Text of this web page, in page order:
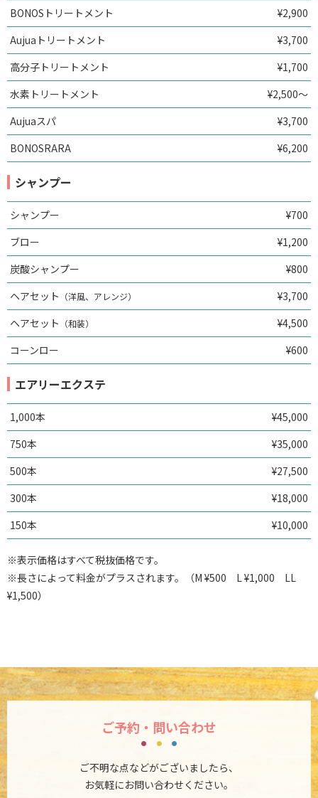
BONOSトリートメント
¥2,900
Aujuaトリートメント
¥3,700
高分子トリートメント
¥1,700
水素トリートメント
¥2,500～
Aujuaスパ
¥3,700
BONOSRARA
¥6,200
シャンプー
シャンプー
¥700
ブロー
¥1,200
炭酸シャンプー
¥800
ヘアセット （洋風、アレンジ）
¥3,700
ヘアセット （和装）
¥4,500
コーンロー
¥600
エアリーエクステ
1,000本
¥45,000
750本
¥35,000
500本
¥27,500
300本
¥18,000
150本
¥10,000
※表示価格はすべて税抜価格です。
※長さによって料金がプラスされます。（M ¥500 L ¥1,000 LL
¥1,500）
ご予約・問い合わせ
ご不明な点などがございましたら、
お気軽にお問い合わせください。